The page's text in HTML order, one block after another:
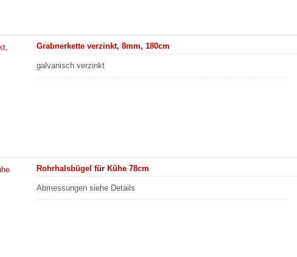
Grabnerkette verzinkt, 8mm, 180cm
galvanisch verzinkt
Rohrhalsbügel für Kühe 78cm
Abmessungen siehe Details